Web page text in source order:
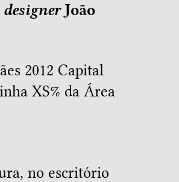
designerJoão
2012 Capital
XS% da Área
no escritório